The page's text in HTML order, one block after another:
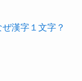
漢字１文字？